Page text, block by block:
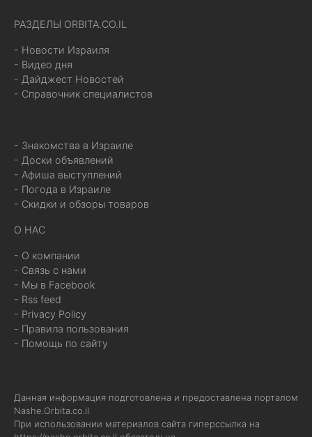
РАЗДЕЛЫ ORBITA.CO.IL
- Новости Израиля
- Видео дня
- Дайджест Новостей
- Справочник специалистов
- Знакомства в Израиле
- Доски объявлений
- Афиша выступлений
- Погода в Израиле
- Скидки и обзоры товаров
О НАС
- О компании
- Связь с нами
- Мы в Facebook
- Rss feed
- Privacy Policy
- Правила пользования
- Помощь по сайту
Данная информация подготовлена и предоставлена порталом
Nashe.Orbita.co.il
При использовании материалов сайта гиперссылка на